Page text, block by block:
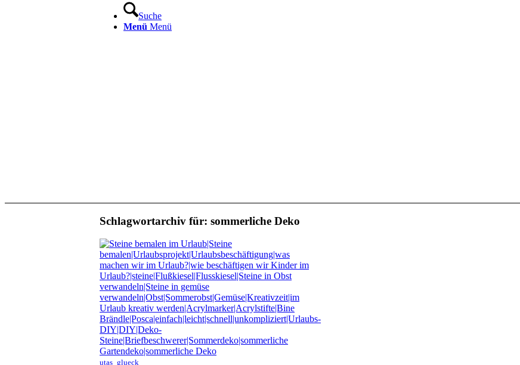
Suche
Menü Menü
Schlagwortarchiv für: sommerliche Deko
utas_glueck